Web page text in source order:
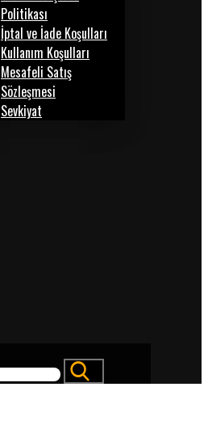
Politikası
İptal ve İade Koşulları
Kullanım Koşulları
Mesafeli Satış
Sözleşmesi
Sevkiyat